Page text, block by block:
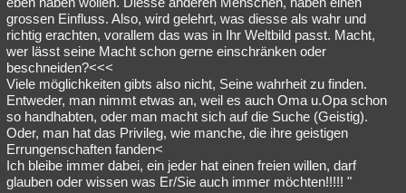
grossen Einfluss. Also, wird gelehrt, was diesse als wahr und
richtig erachten, vorallem das was in Ihr Weltbild passt. Macht,
wer lässt seine Macht schon gerne einschränken oder
beschneiden?<<<
Viele möglichkeiten gibts also nicht, Seine wahrheit zu finden.
Entweder, man nimmt etwas an, weil es auch Oma u.Opa schon
so handhabten, oder man macht sich auf die Suche (Geistig).
Oder, man hat das Privileg, wie manche, die ihre geistigen
Errungenschaften fanden<
Ich bleibe immer dabei, ein jeder hat einen freien willen, darf
glauben oder wissen was Er/Sie auch immer möchten!!!!! "